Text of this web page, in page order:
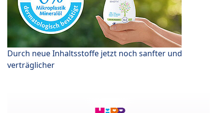
Durch neue Inhaltsstoffe jetzt noch sanfter und
verträglicher